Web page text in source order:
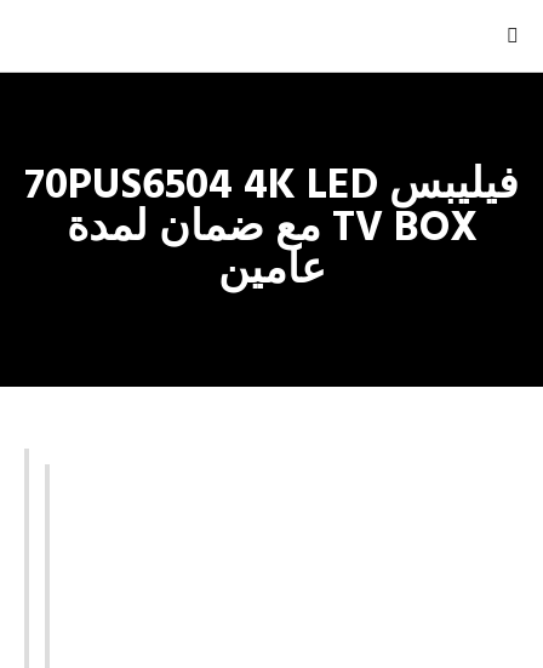
فيليبس 70PUS6504 4K LED
TV BOX مع ضمان لمدة
عامين